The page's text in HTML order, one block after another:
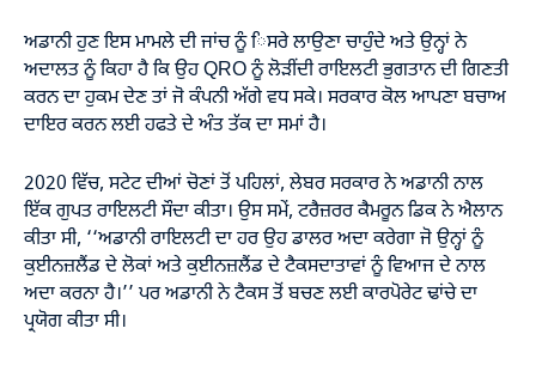
ਅਡਾਨੀ ਹੁਣ ਇਸ ਮਾਮਲੇ ਦੀ ਜਾਂਚ ਨੂੰ ਿਸਰੇ ਲਾਉਣਾ ਚਾਹੁੰਦੇ ਅਤੇ ਉਨ੍ਹਾਂ ਨੇ
ਅਦਾਲਤ ਨੂੰ ਕਿਹਾ ਹੈ ਕਿ ਉਹ QRO ਨੂੰ ਲੋੜੀਂਦੀ ਰਾਇਲਟੀ ਭੁਗਤਾਨ ਦੀ ਗਿਣਤੀ
ਕਰਨ ਦਾ ਹੁਕਮ ਦੇਣ ਤਾਂ ਜੋ ਕੰਪਨੀ ਅੱਗੇ ਵਧ ਸਕੇ। ਸਰਕਾਰ ਕੋਲ ਆਪਣਾ ਬਚਾਅ
ਦਾਇਰ ਕਰਨ ਲਈ ਹਫਤੇ ਦੇ ਅੰਤ ਤੱਕ ਦਾ ਸਮਾਂ ਹੈ।
2020 ਵਿੱਚ, ਸਟੇਟ ਦੀਆਂ ਚੋਣਾਂ ਤੋਂ ਪਹਿਲਾਂ, ਲੇਬਰ ਸਰਕਾਰ ਨੇ ਅਡਾਨੀ ਨਾਲ
ਇੱਕ ਗੁਪਤ ਰਾਇਲਟੀ ਸੌਦਾ ਕੀਤਾ। ਉਸ ਸਮੇਂ, ਟਰੈਜ਼ਰਰ ਕੈਮਰੂਨ ਡਿਕ ਨੇ ਐਲਾਨ
ਕੀਤਾ ਸੀ, ‘‘ਅਡਾਨੀ ਰਾਇਲਟੀ ਦਾ ਹਰ ਉਹ ਡਾਲਰ ਅਦਾ ਕਰੇਗਾ ਜੋ ਉਨ੍ਹਾਂ ਨੂੰ
ਕੁਈਨਜ਼ਲੈਂਡ ਦੇ ਲੋਕਾਂ ਅਤੇ ਕੁਈਨਜ਼ਲੈਂਡ ਦੇ ਟੈਕਸਦਾਤਾਵਾਂ ਨੂੰ ਵਿਆਜ ਦੇ ਨਾਲ
ਅਦਾ ਕਰਨਾ ਹੈ।’’ ਪਰ ਅਡਾਨੀ ਨੇ ਟੈਕਸ ਤੋਂ ਬਚਣ ਲਈ ਕਾਰਪੋਰੇਟ ਢਾਂਚੇ ਦਾ
ਪ੍ਰਯੋਗ ਕੀਤਾ ਸੀ।